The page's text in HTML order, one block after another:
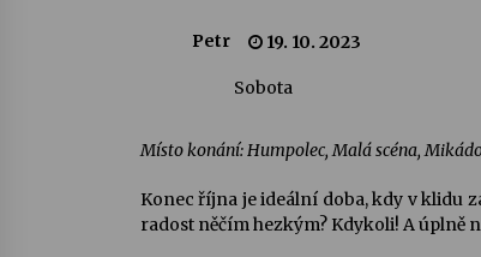
Pozvánka na integrační
Quijotova šedesátka: 28.
Letní koncerty ve
Miller
22. 7. 2026
Petr 19. 10. 2023
Sobota
Místo konání: Humpolec, Malá scéna,
Konec října je ideální doba, kdy v klidu
radost něčím hezkým? Kdykoli! A úplně